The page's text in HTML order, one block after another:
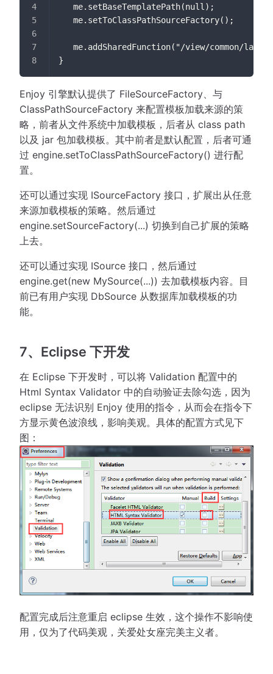
   me.setBaseTemplatePath(null);
   me.setToClassPathSourceFactory();
me.addSharedFunction("/view/common/
}
Enjoy 引擎默认提供了 FileSourceFactory、与
ClassPathSourceFactory 来配置模板加载来源的策
略，前者从文件系统中加载模板，后者从 class path
以及 jar 包加载模板。其中前者是默认配置，后者可通
过 engine.setToClassPathSourceFactory() 进行配
置。
还可以通过实现 ISourceFactory 接口，扩展出从任意
来源加载模板的策略。然后通过
engine.setSourceFactory(...) 切换到自己扩展的策略
上去。
还可以通过实现 ISource 接口，然后通过
engine.get(new MySource(...)) 去加载模板内容。目
前已有用户实现 DbSource 从数据库加载模板的功
能。
7、Eclipse 下开发
在 Eclipse 下开发时，可以将 Validation 配置中的
Html Syntax Validator 中的自动验证去除勾选，因为
eclipse 无法识别 Enjoy 使用的指令，从而会在指令下
方显示黄色波浪线，影响美观。具体的配置方式见下
图：
配置完成后注意重启 eclipse 生效，这个操作不影响使
用，仅为了代码美观，关爱处女座完美主义者。